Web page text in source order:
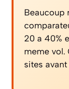
Beaucoup
20 a 40%
meme vol.
sites